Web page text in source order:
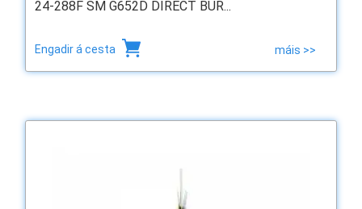
24-288F SM G652D DIRECT BUR...
Engadir á cesta máis >>